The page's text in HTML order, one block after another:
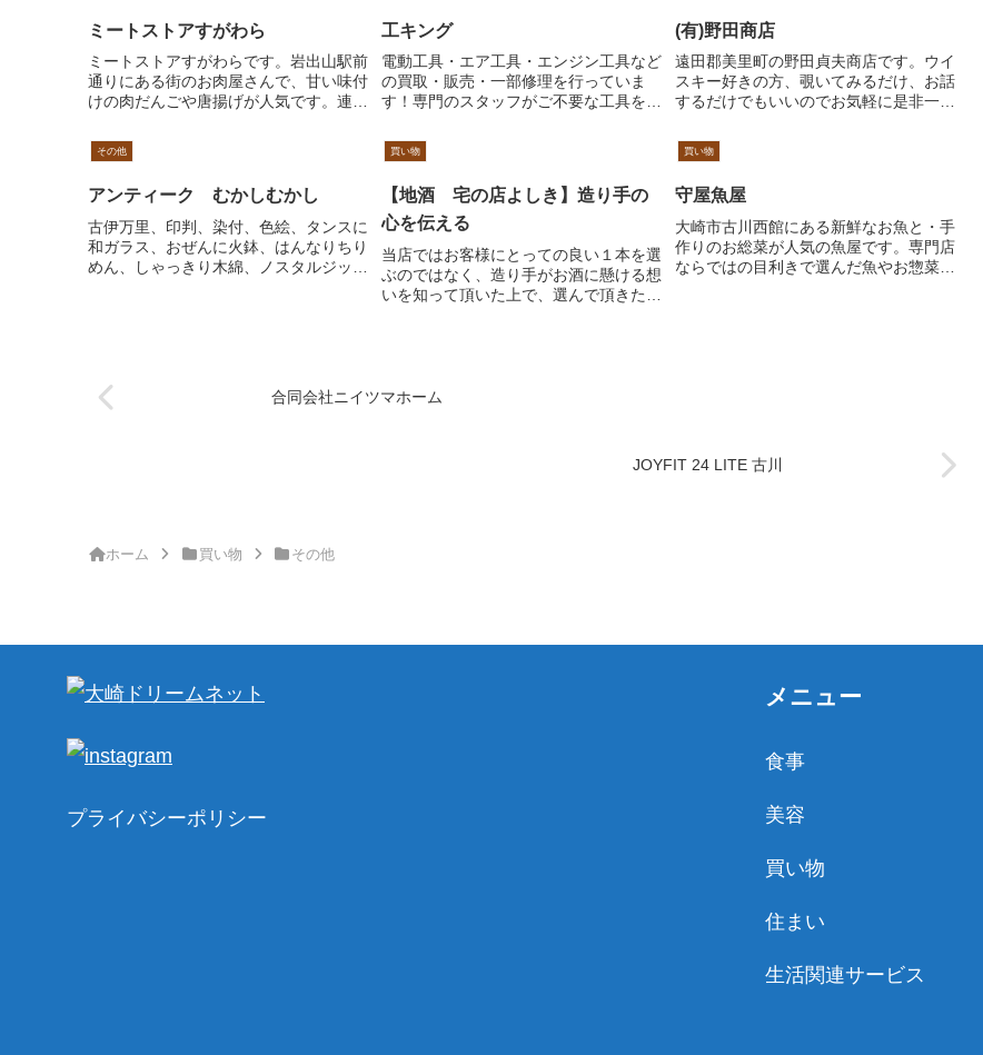
ミートストアすがわら
ミートストアすがわらです。岩出山駅前
通りにある街のお肉屋さんで、甘い味付
けの肉だんごや唐揚げが人気です。連休
まうので、取り置きや事前予約も可能で
す。なるべくご希望に添えるように頑張
工キング
電動工具・エア工具・エンジン工具など
の買取・販売・一部修理を行っていま
す！専門のスタッフがご不要な工具を査
の方は店頭買取を、大量の方は出張買取
を、遠方の方は宅配買取をご利用くださ
いませ。
(有)野田商店
遠田郡美里町の野田貞夫商店です。ウイ
スキー好きの方、覗いてみるだけ、お話
するだけでもいいのでお気軽に是非一度
てください。
その他
アンティーク むかしむかし
古伊万里、印判、染付、色絵、タンスに
和ガラス、おぜんに火鉢、はんなりちり
めん、しゃっきり木綿、ノスタルジック
飛んでいます(笑)安くて親切、心が和む
レトロな空間へ、むかしむかしの日本を
買い物
【地酒 宅の店よしき】造り手の
心を伝える
当店ではお客様にとっての良い１本を選
ぶのではなく、造り手がお酒に懸ける想
いを知って頂いた上で、選んで頂きたい
がお酒へと懸ける情熱や魂から、そのお
「興味はあるんだけど分からなくて…」
買い物
守屋魚屋
大崎市古川西館にある新鮮なお魚と・手
作りのお総菜が人気の魚屋です。専門店
ならではの目利きで選んだ魚やお惣菜は
合同会社ニイツマホーム
JOYFIT 24 LITE 古川
ホーム 買い物 その他
プライバシーポリシー
メニュー
食事
美容
買い物
住まい
生活関連サービス